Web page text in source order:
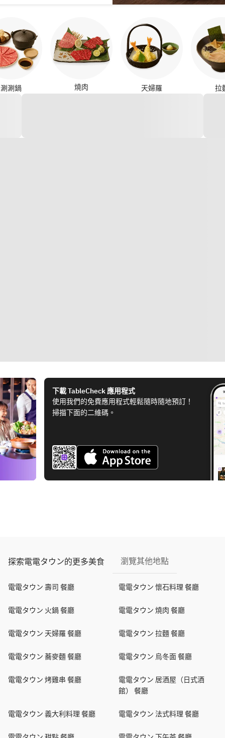
涮涮鍋 燒肉 天婦羅 拉
下載 TableCheck 應用程式
使用我們的免費應用程式輕鬆隨時隨地預訂！
掃描下面的二維碼。
探索電電タウン的更多美食 瀏覽其他地點
電電タウン 壽司 餐廳 電電タウン 懷石料理 餐廳
電電タウン 火鍋 餐廳 電電タウン 燒肉 餐廳
電電タウン 天婦羅 餐廳 電電タウン 拉麵 餐廳
電電タウン 蕎麥麵 餐廳 電電タウン 烏冬面 餐廳
電電タウン 烤雞串 餐廳
電電タウン 居酒屋（日式酒
館） 餐廳
電電タウン 義大利料理 餐廳 電電タウン 法式料理 餐廳